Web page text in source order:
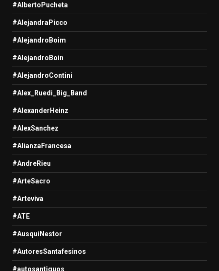
#AlbertoPucheta
#AlejandraPicco
#AlejandroBoim
#AlejandroBoin
#AlejandroContini
#Alex_Ruedi_Big_Band
#AlexanderHeinz
#AlexSanchez
#AlianzaFrancesa
#AndreRieu
#ArteSacro
#Arteviva
#ATE
#AusquiNestor
#AutoresSantafesinos
#autosantiguos